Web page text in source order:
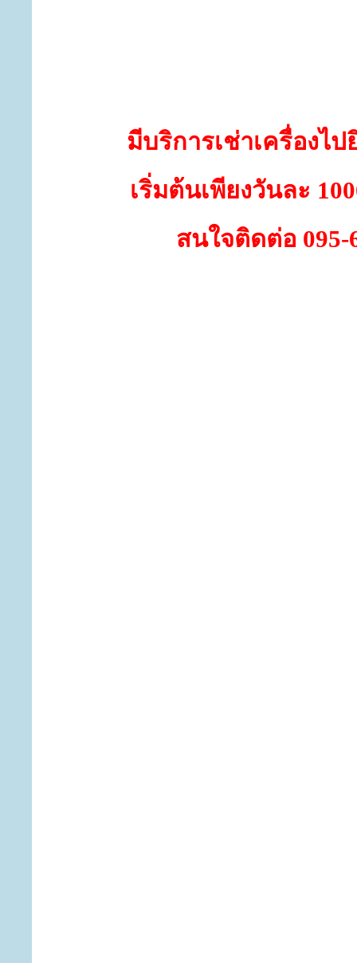
มีบริการเช่าเครื่องไ
เริ่มต้นเพียงวันละ
สนใจติดต่อ 095-